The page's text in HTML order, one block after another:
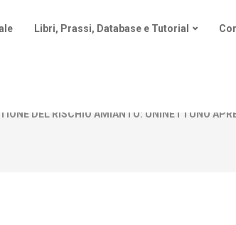
Libri, Prassi, Database e Tutorial
DEL RISCHIO AMIANTO: UNINETTUNO